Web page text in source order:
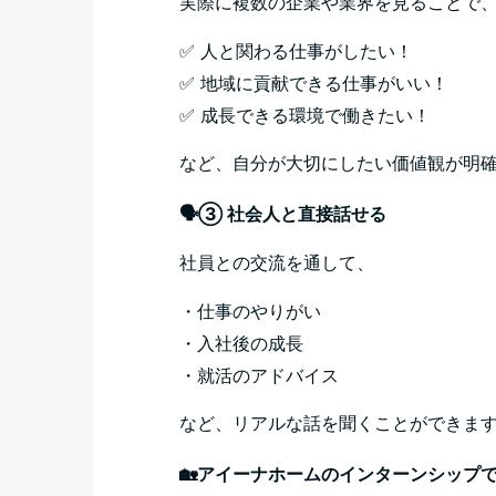
✅ 人と関わる仕事がしたい！
✅ 地域に貢献できる仕事がいい！
✅ 成長できる環境で働きたい！
など、自分が大切にしたい価値観が明
🗣️③ 社会人と直接話せる
社員との交流を通して、
・仕事のやりがい
・入社後の成長
・就活のアドバイス
など、リアルな話を聞くことができます
🏡アイーナホームのインターンシップ